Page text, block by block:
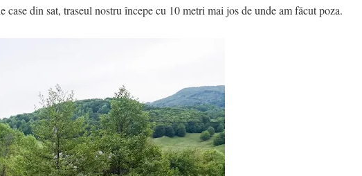
din sat, traseul nostru începe cu 10 metri mai jos de unde am făcut poza.